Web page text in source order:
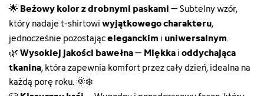
🌟 Beżowy kolor z drobnymi paskami– Subtelny wzór,
który nadaje t-shirtowiwyjątkowego charakteru,
jednocześnie pozostająceleganckim i uniwersalnym.
🌿Wysokiej jakości bawełna– Miękkaioddychająca
tkanina, która zapewnia komfort przez cały dzień, idealna na
każdą porę roku. 🌞❄️